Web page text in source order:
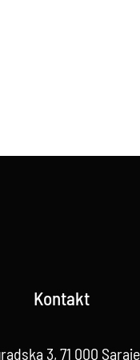
Kontakt
3, 71 000